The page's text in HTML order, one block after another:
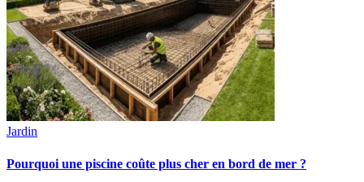
Jardin
Pourquoi une piscine coûte plus cher en bord de mer ?